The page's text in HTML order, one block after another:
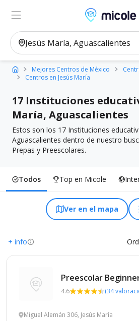
Micole,
Ver en el mapa
Mejores Centros de México
Centros en Jesús María
17 Instituciones
María, Aguascalientes
Estos son los 17 Instituciones
Aguascalientes dentro de nuestro
Prepas y Preescolares.
Todos Top en Micole
Ver en el mapa
+ info
Preescolar
4.6 (34
Miguel Alemán 306, Jesús María